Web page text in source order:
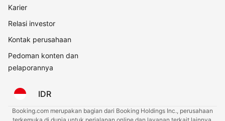
Karier
Relasi investor
Kontak perusahaan
Pedoman konten dan
pelaporannya
IDR
Booking.com merupakan bagian dari Booking Holdings Inc., perusahaan